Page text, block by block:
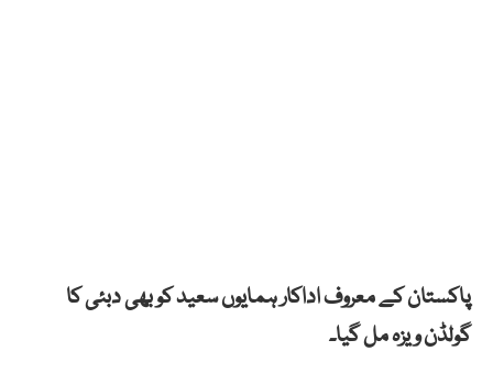
پاکستان کے معروف اداکار ہمایوں سعید کو بھی دبئی کا
گولڈن ویزہ مل گیا۔